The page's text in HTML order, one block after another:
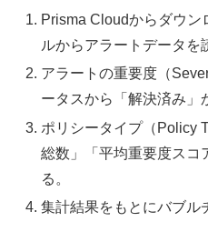
Prisma Cloudからダウン
ルからアラートデータを
アラートの重要度（
ータスから「解決済み」
ポリシータイプ（Policy
総数」「平均重要度スコ
る。
集計結果をもとにバブル